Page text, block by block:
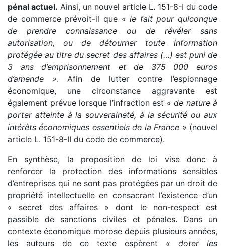
pénal actuel. Ainsi, un nouvel article L. 151-8-I du code
de commerce prévoit-il que « le fait pour quiconque
de prendre connaissance ou de révéler sans
autorisation, ou de détourner toute information
protégée au titre du secret des affaires (…) est puni de
3 ans d’emprisonnement et de 375 000 euros
d’amende ». Afin de lutter contre l’espionnage
économique, une circonstance aggravante est
également prévue lorsque l’infraction est « de nature à
porter atteinte à la souveraineté, à la sécurité ou aux
intérêts économiques essentiels de la France » (nouvel
article L. 151-8-II du code de commerce).
En synthèse, la proposition de loi vise donc à
renforcer la protection des informations sensibles
d’entreprises qui ne sont pas protégées par un droit de
propriété intellectuelle en consacrant l’existence d’un
« secret des affaires » dont le non-respect est
passible de sanctions civiles et pénales. Dans un
contexte économique morose depuis plusieurs années,
les auteurs de ce texte espèrent « doter les